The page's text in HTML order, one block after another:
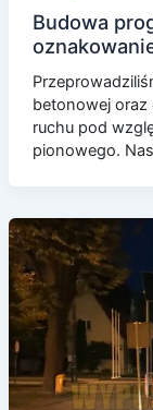
Budowa
betonowej oraz
ruchu pod
pionowego.